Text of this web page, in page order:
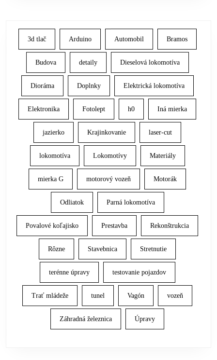
3d tlač Arduino Automobil Bramos
Budova detaily Dieselová lokomotíva
Dioráma Doplnky Elektrická lokomotíva
Elektronika Fotolept h0 Iná mierka
jazierko Krajinkovanie laser-cut
lokomotíva Lokomotívy Materiály
mierka G motorový vozeň Motorák
Odliatok Parná lokomotíva
Povalové koľajisko Prestavba Rekonštrukcia
Rôzne Stavebnica Stretnutie
terénne úpravy testovanie pojazdov
Trať mládeže tunel Vagón vozeň
Záhradná železnica Úpravy